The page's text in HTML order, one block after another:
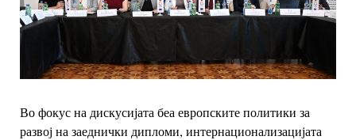
Во фокус на дискусијата беа европските политики за
развој на заеднички дипломи, интернационализацијата